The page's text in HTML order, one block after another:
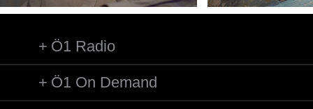
Ö1 Radio
Ö1 On Demand